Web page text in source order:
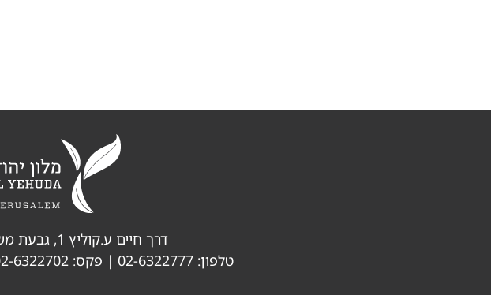
דרך חיים ע.קוליץ 1, גבעת משואה, ירושלים.
טלפון: 02-6322777 | פקס: 02-6322702 | דוא”ל